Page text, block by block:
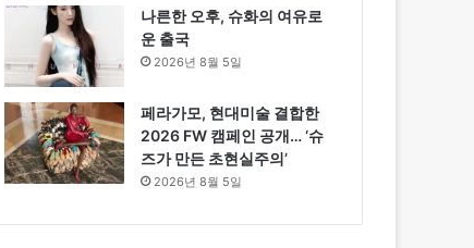
나른한 오후, 슈화의 여유로
운 출국
2026년 8월 5일
페라가모, 현대미술 결합한
2026 FW 캠페인 공개… ‘슈
즈가 만든 초현실주의’
2026년 8월 5일